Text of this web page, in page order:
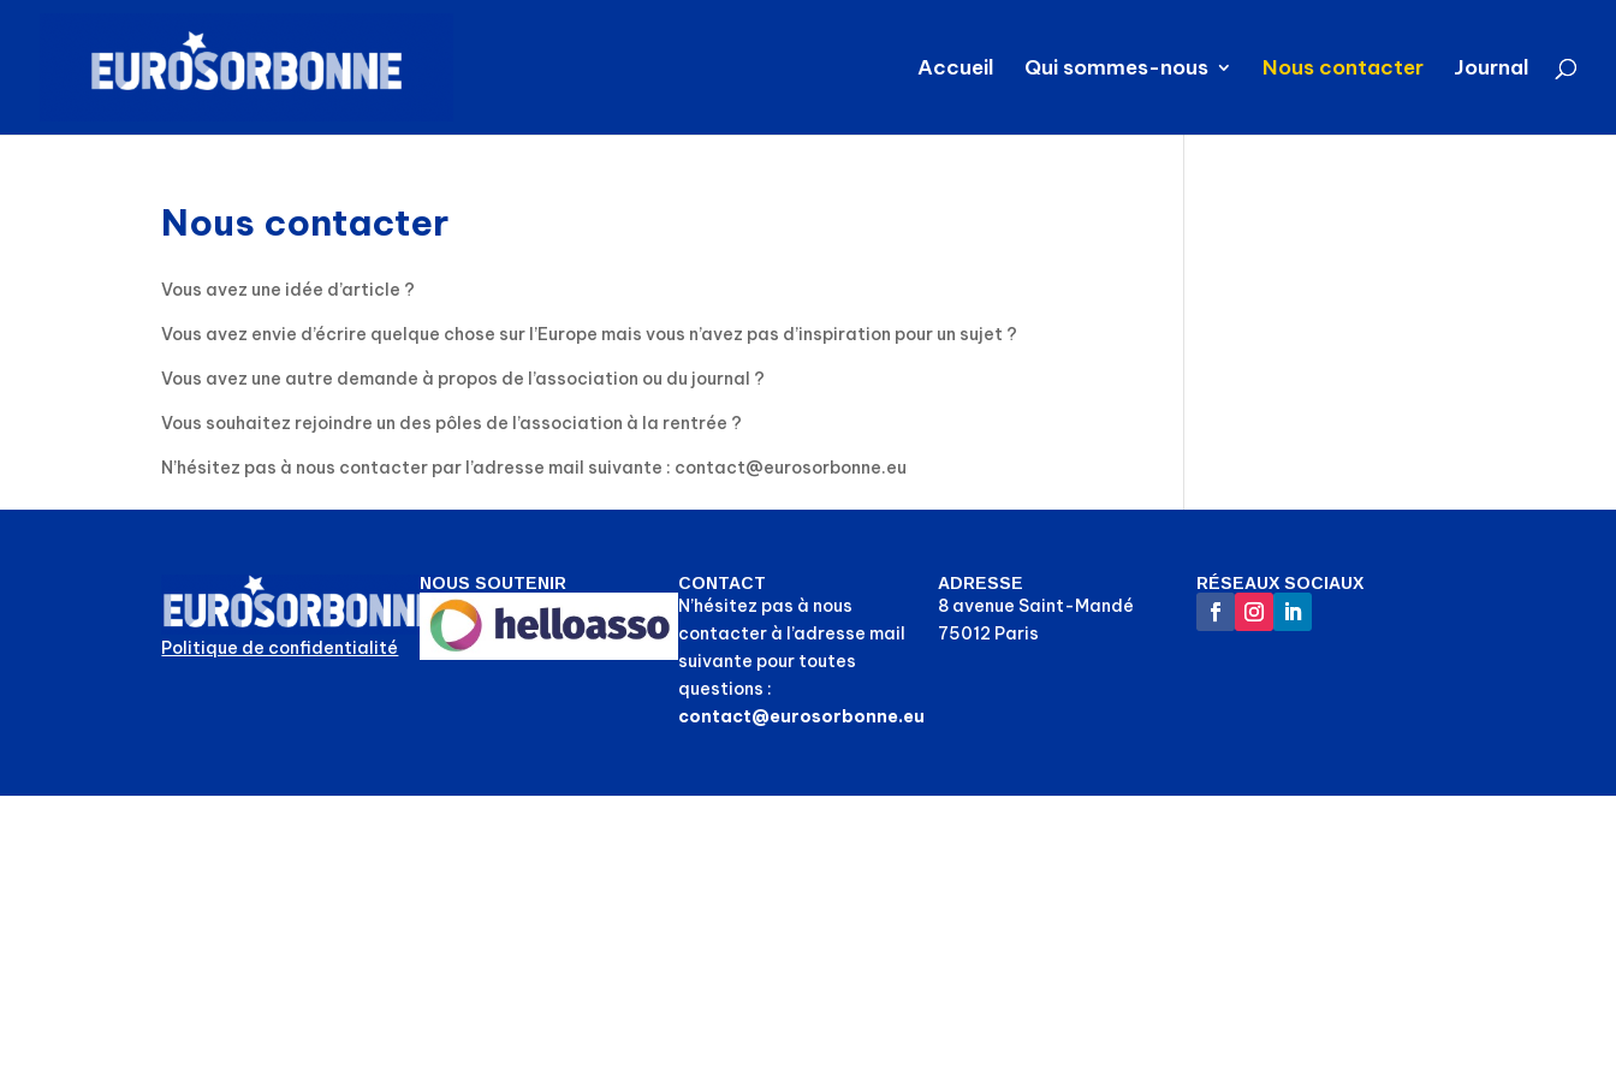
Accueil Qui sommes-nous Nous contacter Journal
Nous contacter
Vous avez une idée d’article ?
Vous avez envie d’écrire quelque chose sur l’Europe mais vous n’avez pas d’inspiration pour un sujet ?
Vous avez une autre demande à propos de l’association ou du journal ?
Vous souhaitez rejoindre un des pôles de l’association à la rentrée ?
N’hésitez pas à nous contacter par l’adresse mail suivante : contact@eurosorbonne.eu
Politique de confidentialité
NOUS SOUTENIR CONTACT
N’hésitez pas à nous
contacter à l’adresse mail
suivante pour toutes
questions :
contact@eurosorbonne.eu
ADRESSE
8 avenue Saint-Mandé
75012 Paris
RÉSEAUX SOCIAUX